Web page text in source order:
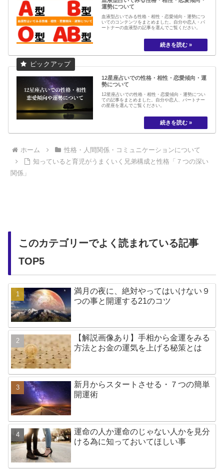
運勢について
血液型占いでみる性格・相性・恋愛傾向・運勢につ
いてのコンテンツをまとめました。自分や恋人・パ
ートナーの血液型の記事を選んでご覧ください。
12星座占いでの性格・相性・恋愛傾向・運
勢について
12星座占いでの性格・相性・恋愛傾向・運勢につい
ての記事をまとめました。自分や恋人、パートナー
の星座を選んでご覧ください。
ホーム
性格・人間関係・コミュニケーションについて
知っていると育児がうまくいく兄弟構成と性格「７つの深い
関係」
このカテゴリーでよく読まれている記事
TOP5
満月の夜に、絶対やってはいけない９
つの事と開運する21のコツ
【解説画像あり】手相から金運をみる
方法とお金の運気を上げる秘策とは
新月からスタートさせる・７つの簡単
開運術
運命の人か運命のじゃない人かを見分
ける為に知っておいてほしい事